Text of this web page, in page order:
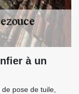
à un
pose de tuile,